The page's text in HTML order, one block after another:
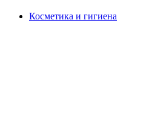
Косметика и гигиена